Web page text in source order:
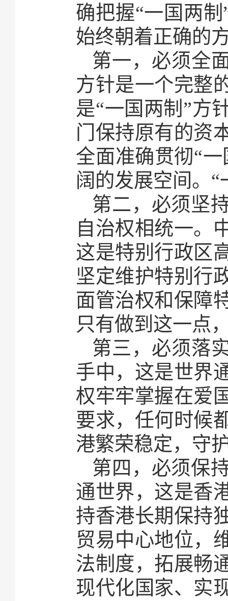
确把握“一国两
始终朝着正确的
第一，必须全
方针是一个完整
是“一国两制”方
门保持原有的资
全面准确贯彻“
阔的发展空间。“
第二，必须坚
自治权相统一。
这是特别行政区
坚定维护特别行
面管治权和保障
只有做到这一点
第三，必须落
手中，这是世界
权牢牢掌握在爱
要求，任何时候
港繁荣稳定，守
第四，必须保
通世界，这是香
持香港长期保持
贸易中心地位，
法制度，拓展畅
现代化国家、实